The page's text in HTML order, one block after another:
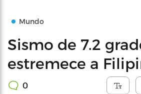
Mundo
Sismo de 7.2
estremece a
0